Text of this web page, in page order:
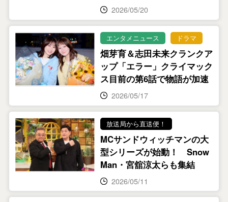
2026/05/20
エンタメニュース ドラマ
畑芽育＆志田未来クランクア
ップ「エラー」クライマック
ス目前の第6話で物語が加速
2026/05/17
放送局から直送便！
MCサンドウィッチマンの大
型シリーズが始動！ Snow
Man・宮舘涼太らも集結
2026/05/11